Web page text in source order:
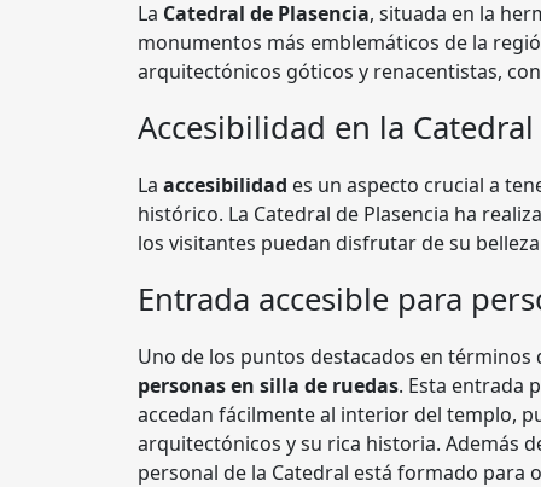
La Catedral de Plasencia, situada en la
monumentos más emblemáticos de la
arquitectónicos góticos y renacentistas,
Accesibilidad en la
La accesibilidad es un aspecto crucial a
histórico. La Catedral de Plasencia ha
los visitantes puedan disfrutar de su
Entrada accesible para
Uno de los puntos destacados en términos
personas en silla de ruedas. Esta entrada
accedan fácilmente al interior del templo,
arquitectónicos y su rica historia. Además
personal de la Catedral está formado para